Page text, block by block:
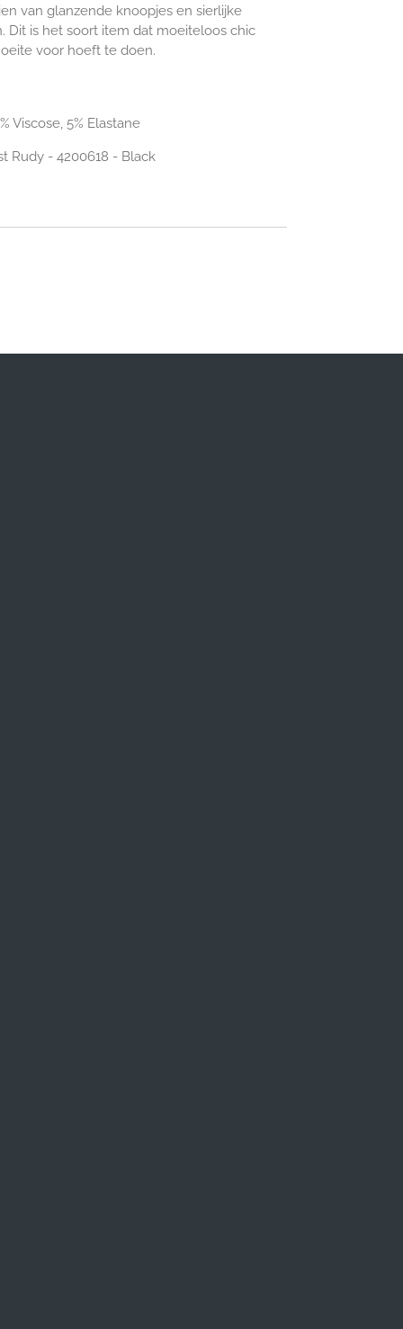
van glanzende knoopjes en sierlijke
Dit is het soort item dat moeiteloos chic
voor hoeft te doen.
Viscose, 5% Elastane
Rudy - 4200618 - Black